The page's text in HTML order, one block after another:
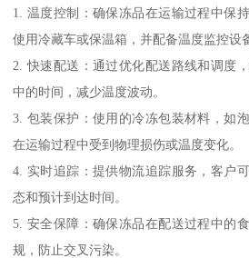
1. 温度控制：确保冻品在运输过程中保
使用冷藏车或保温箱，并配备温度监控设
2. 快速配送：通过优化配送路线和调度
中的时间，减少温度波动。
3. 包装保护：使用的冷冻包装材料，如
在运输过程中受到物理损伤或温度变化。
4. 实时追踪：提供物流追踪服务，客户
态和预计到达时间。
5. 安全保障：确保冻品在配送过程中的
规，防止交叉污染。